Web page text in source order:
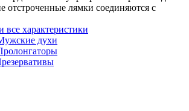
отстроченные лямки соединяются с
характеристики